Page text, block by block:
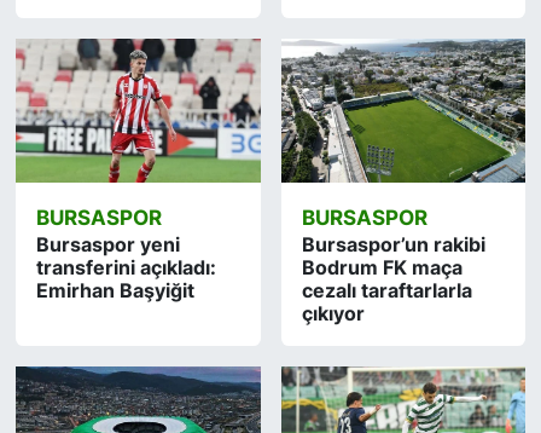
BURSASPOR
Bursaspor yeni
transferini açıkladı:
Emirhan Başyiğit
BURSASPOR
Bursaspor’un rakibi
Bodrum FK maça
cezalı taraftarlarla
çıkıyor